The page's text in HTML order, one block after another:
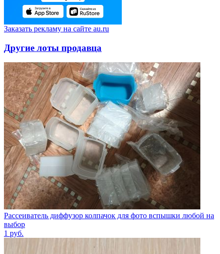
Заказать рекламу на сайте au.ru
Другие лоты продавца
Рассеиватель диффузор колпачок для фото вспышки любой на
выбор
1 руб.